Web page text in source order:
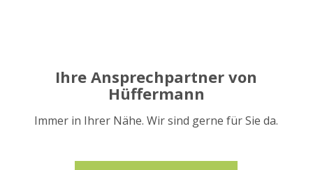
Ihre Ansprechpartner von
Hüffermann
Immer in Ihrer Nähe. Wir sind gerne für Sie da.